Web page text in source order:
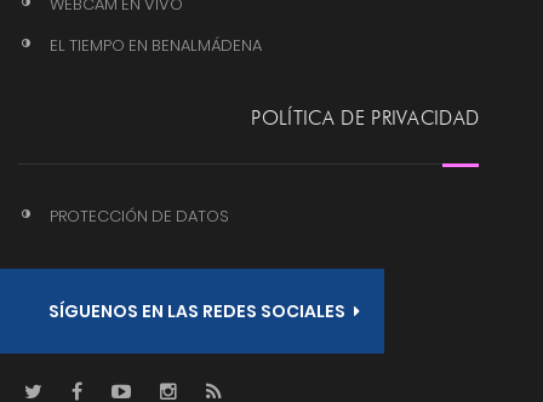
EL TIEMPO EN BENALMÁDENA
POLÍTICA DE PRIVACIDAD
PROTECCIÓN DE DATOS
SÍGUENOS EN LAS REDES SOCIALES